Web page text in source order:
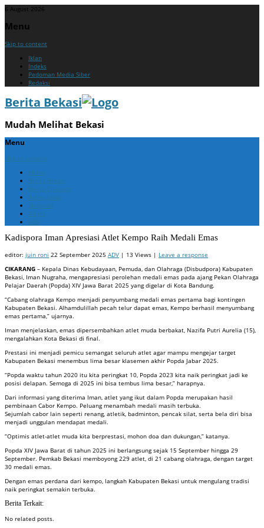
6 August 2026
Menu
Skip to content
Iklan
Indeks
Pedoman Media Siber
Redaksi
Berita Bekasi
Mudah Melihat Bekasi
Menu
Skip to content
Home
Berita Bekasi
Berita Cikarang
Berita Jabar
Nasional
Politik
ADV
Kadispora Iman Apresiasi Atlet Kempo Raih Medali Emas
editor: juin roni 22 September 2025 ADV | 13 Views | Leave a response
CIKARANG – Kepala Dinas Kebudayaan, Pemuda, dan Olahraga (Disbudpora) Kabupaten
Bekasi, Iman Nugraha, mengapresiasi perolehan medali emas pada ajang Pekan Olahraga
Pelajar Daerah (Popda) XIV Jawa Barat 2025 yang digelar di Kota Bandung.
“Cabang olahraga Kempo menjadi penyumbang medali emas pertama bagi kontingen
Kabupaten Bekasi. Alhamdulillah pecah telur dapat emas, Kempo berhasil menyumbang
emas pertama,” ujarnya.
Iman menjelaskan, emas dipersembahkan atlet muda berbakat, Nazifa Putri Aurelia (15),
mengalahkan Kota Bekasi di final.
Prestasi ini menjadi pemicu semangat seluruh atlet agar mampu mengejar target
Kabupaten Bekasi menembus lima besar klasemen akhir Popda Jabar 2025.
“Popda waktu tahun 2020 itu kita peringkat 10, Popda 2023 kita naik peringkat jadi ke
posisi delapan. Semoga di 2025 ini bisa tembus lima besar,” harapnya.
Dari informasi yang diterima Iman, atlet yang ikut dalam Popda merupakan hasil
pembinaan Cabor Kempo. Peluang menambah medali masih terbuka.
Sejumlah cabor lain seperti renang, atletik, badminton, pencak silat, serta bela diri bisa
menjadi unggulan mendapat medali.
“Optimis atlet-atlet muda kita berprestasi, mohon doa dan dukungan,” katanya.
Popda XIV Jawa Barat di tahun 2025 ini berlangsung sejak 15 September hingga 29
September. Pemkab Bekasi memboyong 229 atlet, di 21 cabang olahraga, dengan target
30 medali emas.
Dengan emas perdana dari kempo, langkah Kabupaten Bekasi untuk mengulang tradisi
naik peringkat semakin terbuka.
Berita Terkait:
No related posts.